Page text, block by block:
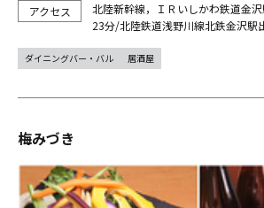
北陸新幹線，ＩＲいしかわ鉄道金
23分/北陸鉄道浅野川線北鉄金沢駅
ダイニングバー・バル 居酒屋
梅みづき